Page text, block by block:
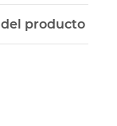
producto